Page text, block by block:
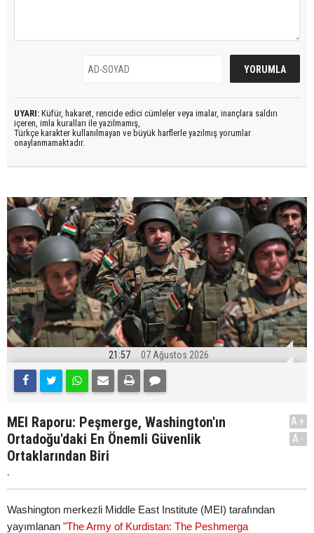
UYARI: Küfür, hakaret, rencide edici cümleler veya imalar, inançlara saldırı
içeren, imla kuralları ile yazılmamış,
Türkçe karakter kullanılmayan ve büyük harflerle yazılmış yorumlar
onaylanmamaktadır.
21:57 07 Ağustos 2026
MEI Raporu: Peşmerge, Washington'ın
Ortadoğu'daki En Önemli Güvenlik
Ortaklarından Biri
.
A+
A-
Washington merkezli Middle East Institute (MEI) tarafından
yayımlanan "The Army of Kurdistan: The Peshmerga